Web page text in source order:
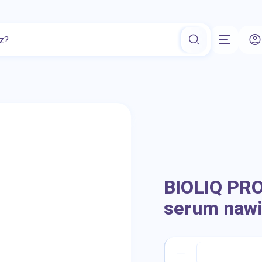
BIOLIQ
serum